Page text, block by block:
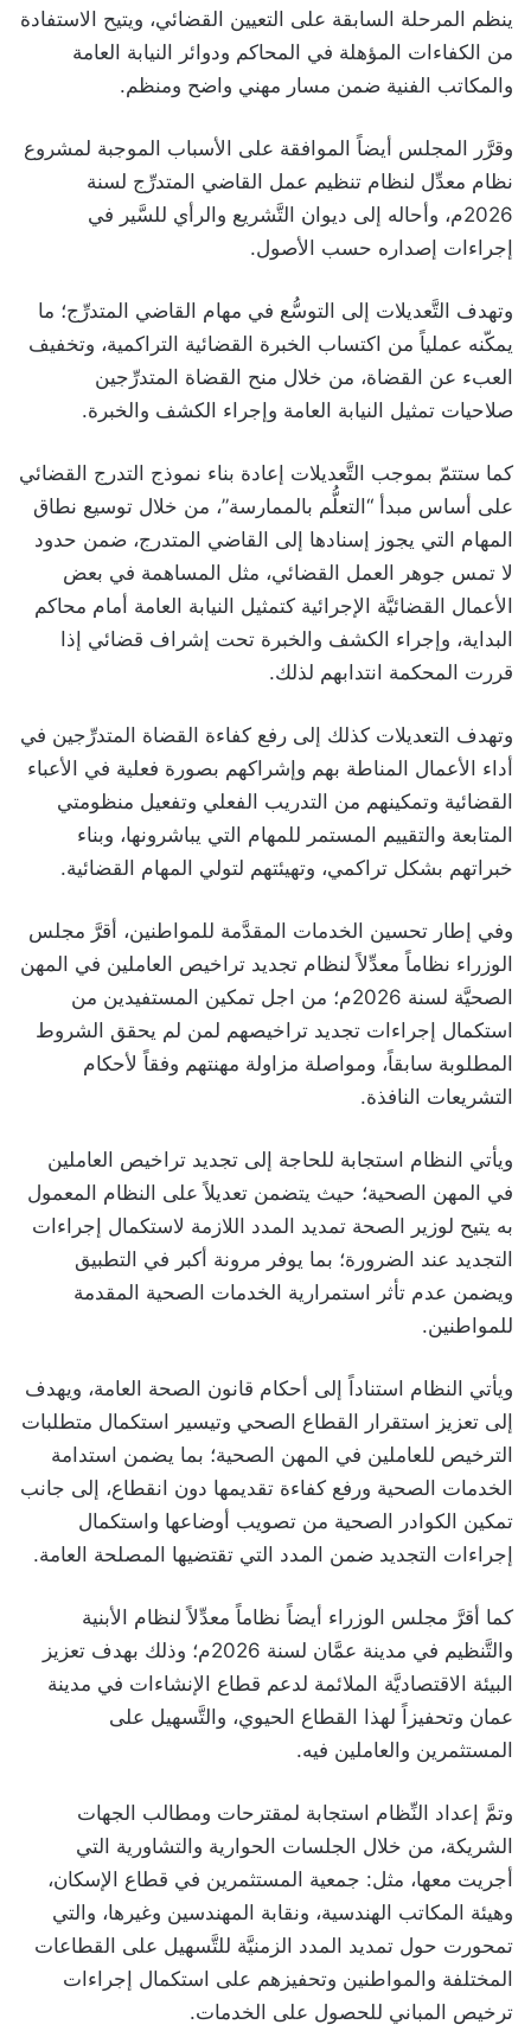
ينظم المرحلة السابقة على التعيين القضائي، ويتيح الاستفادة
من الكفاءات المؤهلة في المحاكم ودوائر النيابة العامة
والمكاتب الفنية ضمن مسار مهني واضح ومنظم.
وقرَّر المجلس أيضاً الموافقة على الأسباب الموجبة لمشروع
نظام معدِّل لنظام تنظيم عمل القاضي المتدرِّج لسنة
2026م، وأحاله إلى ديوان التَّشريع والرأي للسَّير في
إجراءات إصداره حسب الأصول.
وتهدف التَّعديلات إلى التوسُّع في مهام القاضي المتدرِّج؛ ما
يمكّنه عملياً من اكتساب الخبرة القضائية التراكمية، وتخفيف
العبء عن القضاة، من خلال منح القضاة المتدرِّجين
صلاحيات تمثيل النيابة العامة وإجراء الكشف والخبرة.
كما ستتمّ بموجب التَّعديلات إعادة بناء نموذج التدرج القضائي
على أساس مبدأ “التعلُّم بالممارسة”، من خلال توسيع نطاق
المهام التي يجوز إسنادها إلى القاضي المتدرج، ضمن حدود
لا تمس جوهر العمل القضائي، مثل المساهمة في بعض
الأعمال القضائيَّة الإجرائية كتمثيل النيابة العامة أمام محاكم
البداية، وإجراء الكشف والخبرة تحت إشراف قضائي إذا
قررت المحكمة انتدابهم لذلك.
وتهدف التعديلات كذلك إلى رفع كفاءة القضاة المتدرِّجين في
أداء الأعمال المناطة بهم وإشراكهم بصورة فعلية في الأعباء
القضائية وتمكينهم من التدريب الفعلي وتفعيل منظومتي
المتابعة والتقييم المستمر للمهام التي يباشرونها، وبناء
خبراتهم بشكل تراكمي، وتهيئتهم لتولي المهام القضائية.
وفي إطار تحسين الخدمات المقدَّمة للمواطنين، أقرَّ مجلس
الوزراء نظاماً معدِّلاً لنظام تجديد تراخيص العاملين في المهن
الصحيَّة لسنة 2026م؛ من اجل تمكين المستفيدين من
استكمال إجراءات تجديد تراخيصهم لمن لم يحقق الشروط
المطلوبة سابقاً، ومواصلة مزاولة مهنتهم وفقاً لأحكام
التشريعات النافذة.
ويأتي النظام استجابة للحاجة إلى تجديد تراخيص العاملين
في المهن الصحية؛ حيث يتضمن تعديلاً على النظام المعمول
به يتيح لوزير الصحة تمديد المدد اللازمة لاستكمال إجراءات
التجديد عند الضرورة؛ بما يوفر مرونة أكبر في التطبيق
ويضمن عدم تأثر استمرارية الخدمات الصحية المقدمة
للمواطنين.
ويأتي النظام استناداً إلى أحكام قانون الصحة العامة، ويهدف
إلى تعزيز استقرار القطاع الصحي وتيسير استكمال متطلبات
الترخيص للعاملين في المهن الصحية؛ بما يضمن استدامة
الخدمات الصحية ورفع كفاءة تقديمها دون انقطاع، إلى جانب
تمكين الكوادر الصحية من تصويب أوضاعها واستكمال
إجراءات التجديد ضمن المدد التي تقتضيها المصلحة العامة.
كما أقرَّ مجلس الوزراء أيضاً نظاماً معدِّلاً لنظام الأبنية
والتَّنظيم في مدينة عمَّان لسنة 2026م؛ وذلك بهدف تعزيز
البيئة الاقتصاديَّة الملائمة لدعم قطاع الإنشاءات في مدينة
عمان وتحفيزاً لهذا القطاع الحيوي، والتَّسهيل على
المستثمرين والعاملين فيه.
وتمَّ إعداد النِّظام استجابة لمقترحات ومطالب الجهات
الشريكة، من خلال الجلسات الحوارية والتشاورية التي
أجريت معها، مثل: جمعية المستثمرين في قطاع الإسكان،
وهيئة المكاتب الهندسية، ونقابة المهندسين وغيرها، والتي
تمحورت حول تمديد المدد الزمنيَّة للتَّسهيل على القطاعات
المختلفة والمواطنين وتحفيزهم على استكمال إجراءات
ترخيص المباني للحصول على الخدمات.